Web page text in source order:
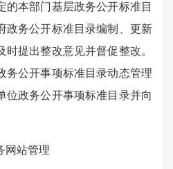
的本部门基层政务公开标准目
政务公开标准目录编制、更新
提出整改意见并督促整改。
务公开事项标准目录动态管理
位政务公开事项标准目录并向
网站管理